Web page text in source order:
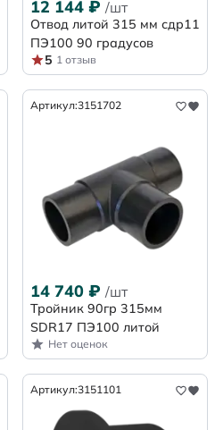
12 144 ₽ /шт
Отвод литой 315 мм сдр11
ПЭ100 90 градусов
5 1 отзыв
Артикул:3151702
14 740 ₽ /шт
Тройник 90гр 315мм
SDR17 ПЭ100 литой
Нет оценок
Артикул:3151101